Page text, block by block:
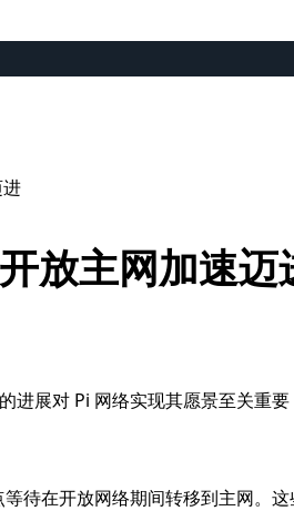
放主网加速迈
展对 Pi 网络实现其愿景至关重
待在开放网络期间转移到主网。